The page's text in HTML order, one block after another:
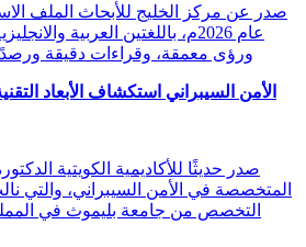
صدر عن مركز الخليج للأبحاث الملف
عام 2026م، باللغتين العربية
ورؤى معمقة، وقراءات دقيقة ورصدًا
الأمن السيبراني استكشاف الأبعاد
المتخصصة في الأمن السيبراني، والتي
التخصص من جامعة بليموث في